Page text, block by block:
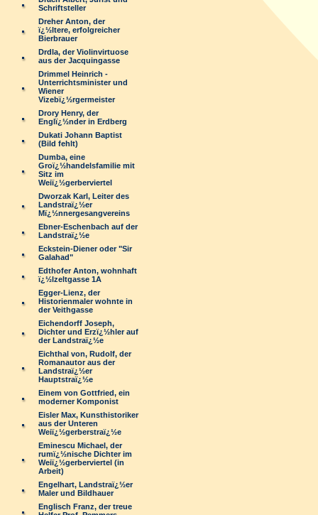
Schriftsteller
Dreher Anton, der
ï¿½ltere, erfolgreicher
Bierbrauer
Drdla, der Violinvirtuose
aus der Jacquingasse
Drimmel Heinrich -
Unterrichtsminister und
Wiener
Vizebï¿½rgermeister
Drory Henry, der
Englï¿½nder in Erdberg
Dukati Johann Baptist
(Bild fehlt)
Dumba, eine
Groï¿½handelsfamilie mit
Sitz im
Weiï¿½gerberviertel
Dworzak Karl, Leiter des
Landstraï¿½er
Mï¿½nnergesangvereins
Ebner-Eschenbach auf der
Landstraï¿½e
Eckstein-Diener oder "Sir
Galahad"
Edthofer Anton, wohnhaft
ï¿½lzeltgasse 1A
Egger-Lienz, der
Historienmaler wohnte in
der Veithgasse
Eichendorff Joseph,
Dichter und Erzï¿½hler auf
der Landstraï¿½e
Eichthal von, Rudolf, der
Romanautor aus der
Landstraï¿½er
Hauptstraï¿½e
Einem von Gottfried, ein
moderner Komponist
Eisler Max, Kunsthistoriker
aus der Unteren
Weiï¿½gerberstraï¿½e
Eminescu Michael, der
rumï¿½nische Dichter im
Weiï¿½gerberviertel (in
Arbeit)
Engelhart, Landstraï¿½er
Maler und Bildhauer
Englisch Franz, der treue